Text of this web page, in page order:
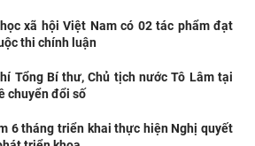
xã hội Việt Nam có 02 tác phẩm đạt
thi chính luận
Tổng Bí thư, Chủ tịch nước Tô Lâm tại
chuyển đổi số
6 tháng triển khai thực hiện Nghị quyết